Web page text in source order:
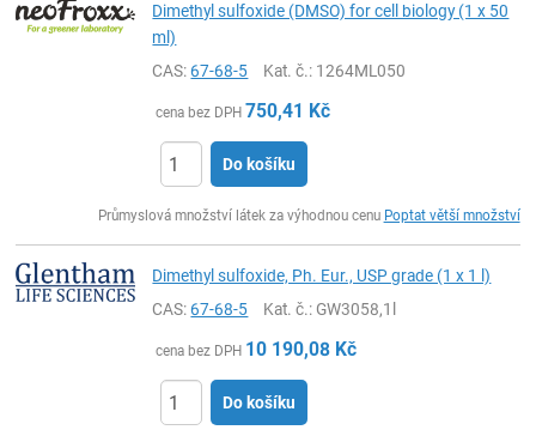
Dimethyl sulfoxide (DMSO) for cell biology (1 x 50
ml)
CAS:67-68-5 Kat. č.: 1264ML050
cena bez DPH 750,41 Kč
Do košíku
Průmyslová množství látek za výhodnou cenu Poptat větší množství
Dimethyl sulfoxide, Ph. Eur., USP grade (1 x 1 l)
CAS:67-68-5 Kat. č.: GW3058,1l
cena bez DPH 10 190,08 Kč
Do košíku